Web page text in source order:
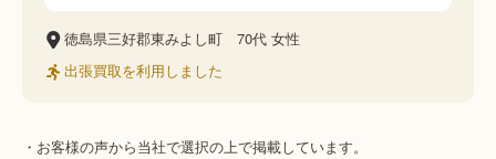
徳島県三好郡東みよし町 70代 女性
出張買取を利用しました
・お客様の声から当社で選択の上で掲載しています。